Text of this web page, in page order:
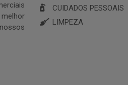
CUIDADOS PESSOAIS
LIMPEZA